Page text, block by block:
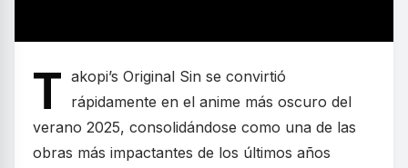
T akopi’s Original Sin se convirtió
rápidamente en el anime más oscuro del
verano 2025, consolidándose como una de las
obras más impactantes de los últimos años